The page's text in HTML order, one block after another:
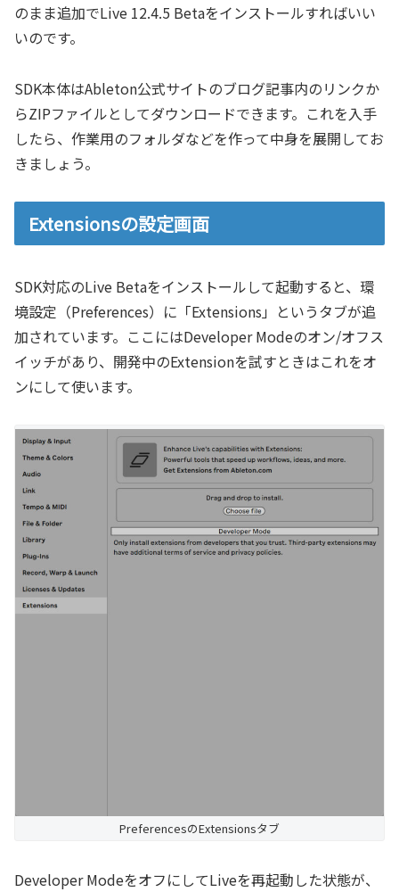
のまま追加でLive 12.4.5 Betaをインストールすればいい
いのです。
SDK本体はAbleton公式サイトのブログ記事内のリンクか
らZIPファイルとしてダウンロードできます。これを入手
したら、作業用のフォルダなどを作って中身を展開してお
きましょう。
Extensionsの設定画面
SDK対応のLive Betaをインストールして起動すると、環
境設定（Preferences）に「Extensions」というタブが追
加されています。ここにはDeveloper Modeのオン/オフス
イッチがあり、開発中のExtensionを試すときはこれをオ
ンにして使います。
PreferencesのExtensionsタブ
Developer ModeをオフにしてLiveを再起動した状態が、